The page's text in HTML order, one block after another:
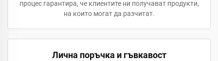
процес гарантира, че клиентите ни получават продукти,
на които могат да разчитат.
Лична поръчка и гъвкавост